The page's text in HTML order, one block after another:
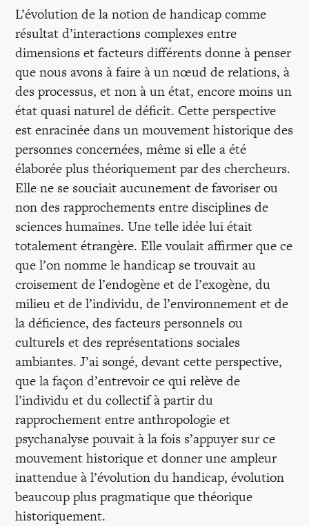
Entretiens
Revues
Colloque
Mon panier
Mon compte
L’évolution de la notion de handicap comme
résultat d’interactions complexes entre
dimensions et facteurs différents donne à penser
que nous avons à faire à un nœud de relations, à
des processus, et non à un état, encore moins un
état quasi naturel de déficit. Cette perspective
est enracinée dans un mouvement historique des
personnes concernées, même si elle a été
élaborée plus théoriquement par des chercheurs.
Elle ne se souciait aucunement de favoriser ou
non des rapprochements entre disciplines de
sciences humaines. Une telle idée lui était
totalement étrangère. Elle voulait affirmer que ce
que l’on nomme le handicap se trouvait au
croisement de l’endogène et de l’exogène, du
milieu et de l’individu, de l’environnement et de
la déficience, des facteurs personnels ou
culturels et des représentations sociales
ambiantes. J’ai songé, devant cette perspective,
que la façon d’entrevoir ce qui relève de
l’individu et du collectif à partir du
rapprochement entre anthropologie et
psychanalyse pouvait à la fois s’appuyer sur ce
mouvement historique et donner une ampleur
inattendue à l’évolution du handicap, évolution
beaucoup plus pragmatique que théorique
historiquement.